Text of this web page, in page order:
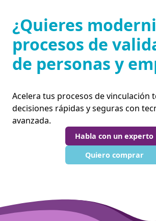
¿Quieres
procesos de
de personas y
Acelera tus procesos de vinculación
decisiones rápidas y seguras con
avanzada.
Habla con un experto
Quiero comprar